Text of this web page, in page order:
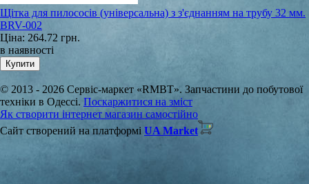
Щітка для пилососів (універсальна) з з'єднанням на трубу 32 мм.
BRV-002
Ціна: 264.72 грн.
в наявності
© 2013 - 2026 Сервіс-маркет «RMBT». Запчастини до побутової
техніки в Одессі. Поскаржитися на зміст
Як створити інтернет магазин самостійно
Сайт створений на платформі UA Market